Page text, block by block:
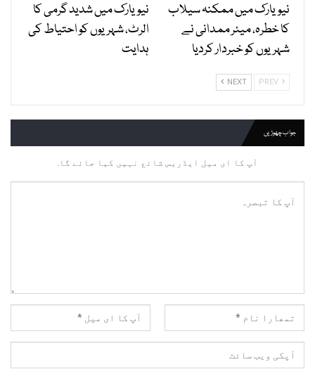
نیویارک میں ممکنہ سیلاب
کا خطرہ، میئر ممدانی نے
شہریوں کو خبردار کردیا
نیویارک میں شدید گرمی کا
الرٹ، شہریوں کو احتیاط کی
ہدایت
NEXT
جواب چھوڑیں
آپ کا ای میل ایڈریس شائع نہیں کیا جائے گا.